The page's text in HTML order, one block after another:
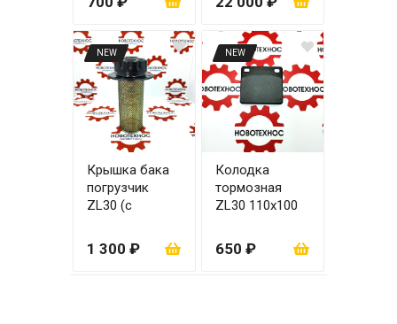
пыльник)
NEW
Крышка бака
погрузчик
ZL30 (с
1 300 ₽
NEW
Колодка
тормозная
ZL30 110x100
650 ₽